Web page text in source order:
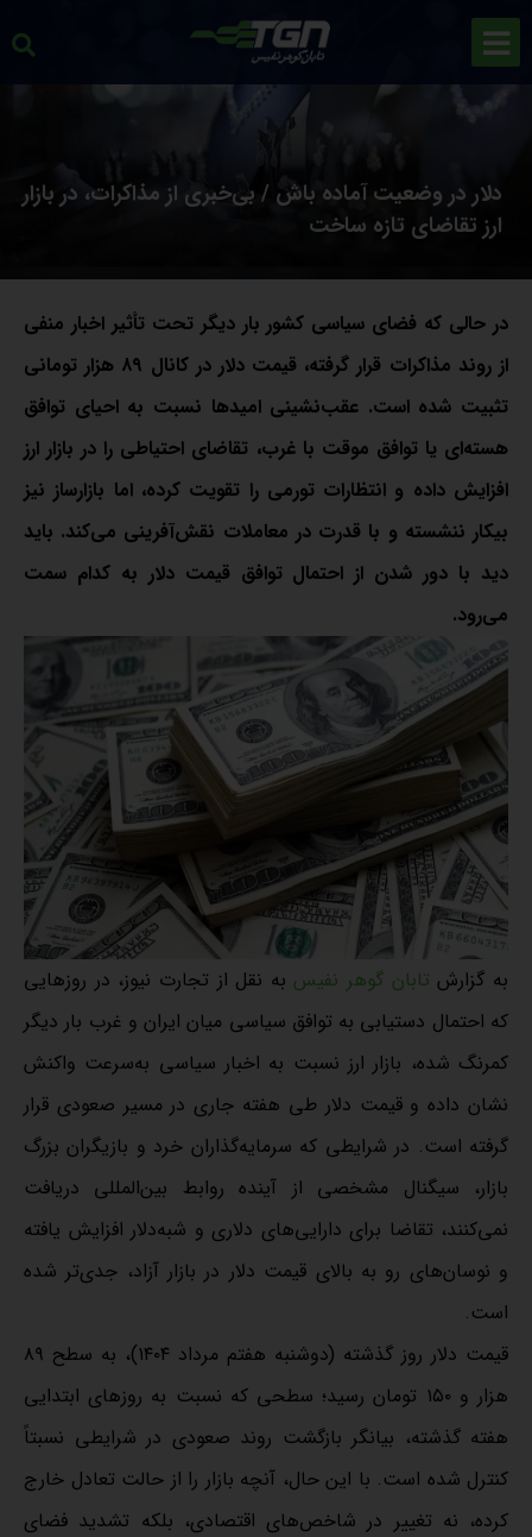
دلار در وضعیت آماده باش / بی‌خبری از مذاکرات، در بازار
ارز تقاضای تازه ساخت
در حالی که فضای سیاسی کشور بار دیگر تحت تأثیر اخبار منفی
از روند مذاکرات قرار گرفته، قیمت دلار در کانال ۸۹ هزار تومانی
تثبیت شده است. عقب‌نشینی امیدها نسبت به احیای توافق
هسته‌ای یا توافق موقت با غرب، تقاضای احتیاطی را در بازار ارز
افزایش داده و انتظارات تورمی را تقویت کرده، اما بازارساز نیز
بیکار ننشسته و با قدرت در معاملات نقش‌آفرینی می‌کند. باید
دید با دور شدن از احتمال توافق قیمت دلار به کدام سمت
می‌رود.
به گزارش تابان گوهر نفیس به نقل از تجارت نیوز، در روزهایی
که احتمال دستیابی به توافق سیاسی میان ایران و غرب بار دیگر
کمرنگ شده، بازار ارز نسبت به اخبار سیاسی به‌سرعت واکنش
نشان داده و قیمت دلار طی هفته جاری در مسیر صعودی قرار
گرفته است. در شرایطی که سرمایه‌گذاران خرد و بازیگران بزرگ
بازار، سیگنال مشخصی از آینده روابط بین‌المللی دریافت
نمی‌کنند، تقاضا برای دارایی‌های دلاری و شبه‌دلار افزایش یافته
و نوسان‌های رو به بالای قیمت دلار در بازار آزاد، جدی‌تر شده
است.
قیمت دلار روز گذشته (دوشنبه هفتم مرداد ۱۴۰۴)، به سطح ۸۹
هزار و ۱۵۰ تومان رسید؛ سطحی که نسبت به روزهای ابتدایی
هفته گذشته، بیانگر بازگشت روند صعودی در شرایطی نسبتاً
کنترل‌ شده است. با این حال، آنچه بازار را از حالت تعادل خارج
کرده، نه تغییر در شاخص‌های اقتصادی، بلکه تشدید فضای